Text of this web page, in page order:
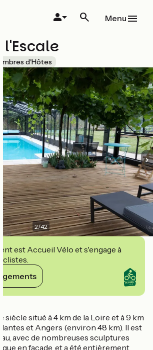
Menu
l'Escale
d'Hôtes
2/42
est Accueil Vélo et s'engage à
siècle situé à 4 km de la Loire et à 9 km
Nantes et Angers (environ 48 km). Il est
avec de nombreuses sculptures
en façade, et a été entièrement